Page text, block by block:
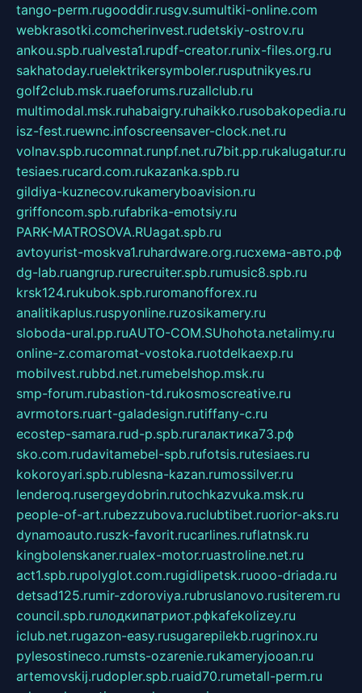
tango-perm.rugooddir.rusgv.sumultiki-online.com
webkrasotki.comcherinvest.rudetskiy-ostrov.ru
ankou.spb.rualvesta1.rupdf-creator.runix-files.org.ru
sakhatoday.ruelektrikersymboler.rusputnikyes.ru
golf2club.msk.ruaeforums.ruzallclub.ru
multimodal.msk.ruhabaigry.ruhaikko.rusobakopedia.ru
isz-fest.ruewnc.infoscreensaver-clock.net.ru
volnav.spb.rucomnat.runpf.net.ru7bit.pp.rukalugatur.ru
tesiaes.rucard.com.rukazanka.spb.ru
gildiya-kuznecov.rukameryboavision.ru
griffoncom.spb.rufabrika-emotsiy.ru
PARK-MATROSOVA.RUagat.spb.ru
avtoyurist-moskva1.ruhardware.org.ruсхема-авто.рф
dg-lab.ruangrup.rurecruiter.spb.rumusic8.spb.ru
krsk124.rukubok.spb.ruromanofforex.ru
analitikaplus.ruspyonline.ruzosikamery.ru
sloboda-ural.pp.ruAUTO-COM.SUhohota.netalimy.ru
online-z.comaromat-vostoka.ruotdelkaexp.ru
mobilvest.rubbd.net.rumebelshop.msk.ru
smp-forum.rubastion-td.rukosmoscreative.ru
avrmotors.ruart-galadesign.rutiffany-c.ru
ecostep-samara.rud-p.spb.ruгалактика73.рф
sko.com.rudavitamebel-spb.rufotsis.rutesiaes.ru
kokoroyari.spb.rublesna-kazan.rumossilver.ru
lenderoq.rusergeydobrin.rutochkazvuka.msk.ru
people-of-art.rubezzubova.ruclubtibet.ruorior-aks.ru
dynamoauto.ruszk-favorit.rucarlines.ruflatnsk.ru
kingbolenskaner.rualex-motor.ruastroline.net.ru
act1.spb.rupolyglot.com.rugidlipetsk.ruooo-driada.ru
detsad125.rumir-zdoroviya.rubruslanovo.rusiterem.ru
council.spb.ruлодкипатриот.рфkafekolizey.ru
iclub.net.rugazon-easy.rusugarepilekb.rugrinox.ru
pylesostineco.rumsts-ozarenie.rukameryjooan.ru
artemovskij.rudopler.spb.ruaid70.rumetall-perm.ru